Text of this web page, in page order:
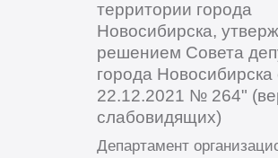
территории города
Новосибирска,
решением Совета
города Новосибирска
22.12.2021 № 264"
слабовидящих)
Департамент